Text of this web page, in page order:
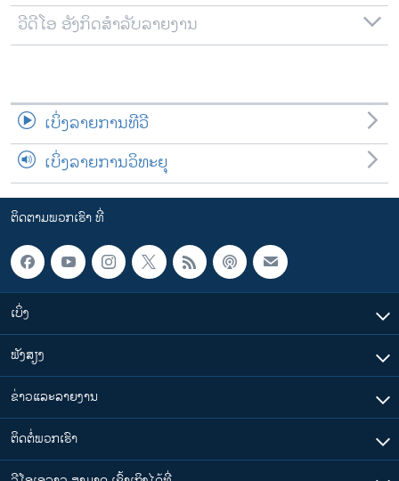
ວີດີໂອ ອັງກິດສຳລັບລາຍງານ
ເບິ່ງລາຍການທີວີ
ເບິ່ງລາຍການວິທະຍຸ
ຕິດຕາມພວກເຮົາ ທີ່
ເບິ່ງ
ຟັງສຽງ
ຂ່າວແລະລາຍງານ
ຕິດຕໍ່ພວກເຮົາ